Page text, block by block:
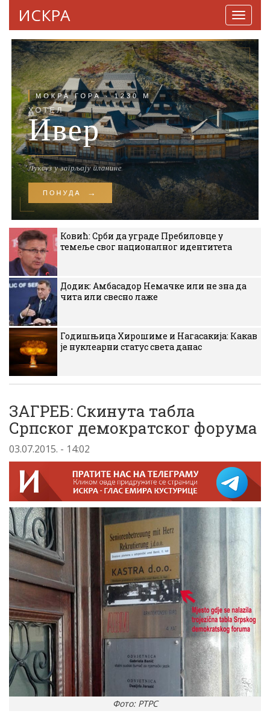
ИСКРА
Ковић: Срби да уграде Пребиловце у
темеље свог националног идентитета
Додик: Амбасадор Немачке или не зна да
чита или свесно лаже
Годишњица Хирошиме и Нагасакија: Какав
је нуклеарни статус света данас
ЗАГРЕБ: Скинута табла
Српског демократског форума
03.07.2015. - 14:02
Фото: РТРС